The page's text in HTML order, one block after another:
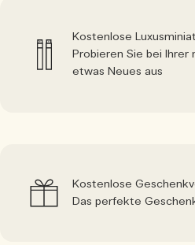
Kostenlose
Probieren Sie bei Ihrer
etwas Neues aus
Kostenlose
Das perfekte